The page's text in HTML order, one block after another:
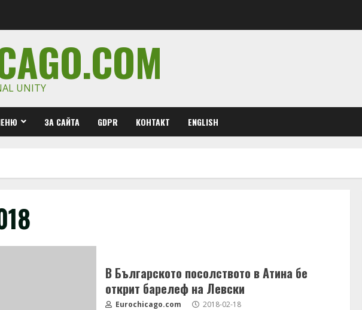
UNITY
ЗА САЙТА GDPR КОНТАКТ ENGLISH
В Българското посолството в Атина бе
открит барелеф на Левски
Eurochicago.com 2018-02-18